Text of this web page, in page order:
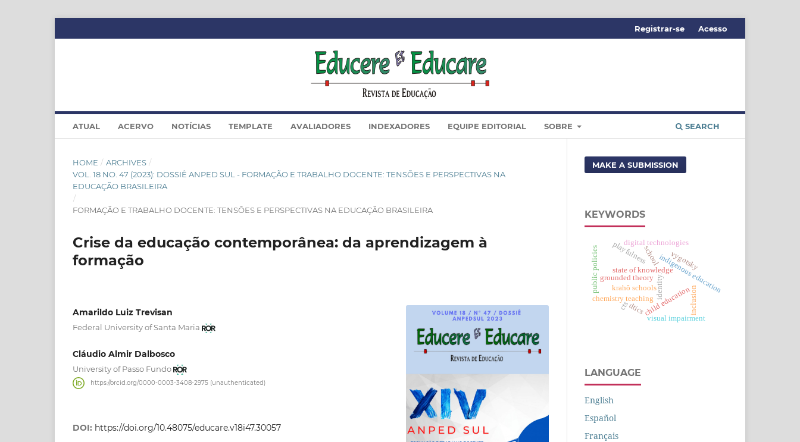
ATUAL ACERVO NOTÍCIAS TEMPLATE AVALIADORES INDEXADORES EQUIPE EDITORIAL SOBRE SEARCH
Registrar-se Acesso
HOME / ARCHIVES /
VOL. 18 NO. 47 (2023): DOSSIÊ ANPED SUL - FORMAÇÃO E TRABALHO DOCENTE: TENSÕES E PERSPECTIVAS NA
EDUCAÇÃO BRASILEIRA
/
FORMAÇÃO E TRABALHO DOCENTE: TENSÕES E PERSPECTIVAS NA EDUCAÇÃO BRASILEIRA
Crise da educação contemporânea: da aprendizagem à
formação
Amarildo Luiz Trevisan
Federal University of Santa Maria
Cláudio Almir Dalbosco
University of Passo Fundo
https://orcid.org/0000-0003-3408-2975 (unauthenticated)
DOI: https://doi.org/10.48075/educare.v18i47.30057
MAKE A SUBMISSION
KEYWORDS
indigenous education
krahô schoolsidentity.
state of knowledge
school
digital technologies
child education
chemistry teaching
vygotsky
cts
grounded theory
inclusion
playfulness
visual impairment
public policies
dtics
LANGUAGE
English
Español
Français